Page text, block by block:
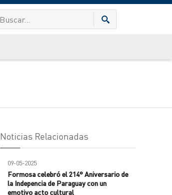
Noticias Relacionadas
09-05-2025
Formosa celebró el 214° Aniversario de
la Indepencia de Paraguay con un
emotivo acto cultural